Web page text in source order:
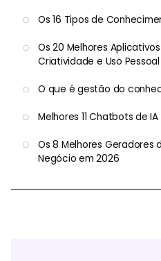
Os 16 Tipos de
Os 20 Melhores
Criatividade e Uso
O que é gestão do
Melhores 11 Chatbots de
Os 8 Melhores Geradores
Negócio em 2026